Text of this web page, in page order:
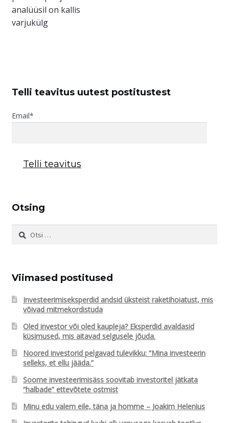
analüüsil on kallis
varjukülg
Telli teavitus uutest postitustest
Email*
Otsing
Otsi:
Viimased postitused
Investeerimiseksperdid andsid üksteist raketihoiatust, mis
võivad mitmekordistuda
Oled investor või oled kaupleja? Eksperdid avaldasid
küsimused, mis aitavad selgusele jõuda.
Noored investorid pelgavad tulevikku: “Mina investeerin
selleks, et ellu jääda.”
Soome investeerimisäss soovitab investoritel jätkata
“halbade” ettevõtete ostmist
Minu edu valem eile, täna ja homme – Joakim Helenius